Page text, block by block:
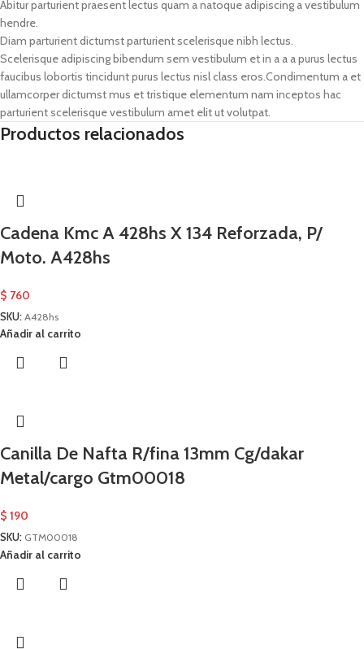
Abitur parturient praesent lectus quam a natoque adipiscing a vestibulum
hendre.
Diam parturient dictumst parturient scelerisque nibh lectus.
Scelerisque adipiscing bibendum sem vestibulum et in a a a purus lectus
faucibus lobortis tincidunt purus lectus nisl class eros.Condimentum a et
ullamcorper dictumst mus et tristique elementum nam inceptos hac
parturient scelerisque vestibulum amet elit ut volutpat.
Productos relacionados
Cadena Kmc A 428hs X 134 Reforzada, P/
Moto. A428hs
$ 760
SKU: A428hs
Añadir al carrito
Canilla De Nafta R/fina 13mm Cg/dakar
Metal/cargo Gtm00018
$ 190
SKU: GTM00018
Añadir al carrito